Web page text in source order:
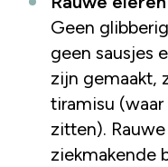
Geen
geen sausjes
zijn gemaakt,
tiramisu
zitten).
ziekmakende